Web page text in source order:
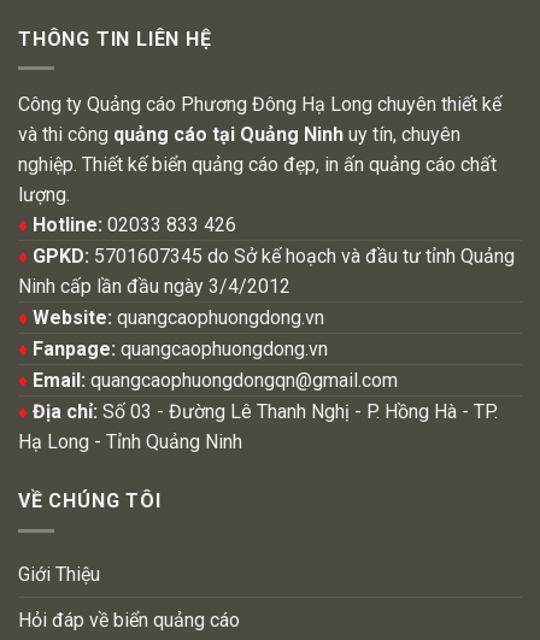
THÔNG TIN LIÊN HỆ
Công ty Quảng cáo Phương Đông Hạ Long chuyên thiết kế
và thi công quảng cáo tại Quảng Ninh uy tín, chuyên
nghiệp. Thiết kế biển quảng cáo đẹp, in ấn quảng cáo chất
lượng.
♦ Hotline: 02033 833 426
♦ GPKD: 5701607345 do Sở kế hoạch và đầu tư tỉnh Quảng
Ninh cấp lần đầu ngày 3/4/2012
♦ Website: quangcaophuongdong.vn
♦ Fanpage: quangcaophuongdong.vn
♦ Email: quangcaophuongdongqn@gmail.com
♦ Địa chỉ: Số 03 - Đường Lê Thanh Nghị - P. Hồng Hà - TP.
Hạ Long - Tỉnh Quảng Ninh
VỀ CHÚNG TÔI
Giới Thiệu
Hỏi đáp về biển quảng cáo